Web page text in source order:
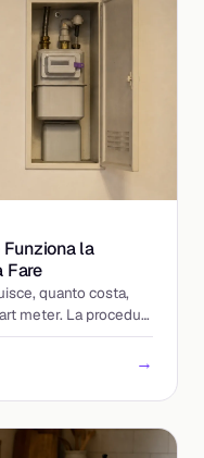
la
Fare
quanto costa,
meter. La procedura
→